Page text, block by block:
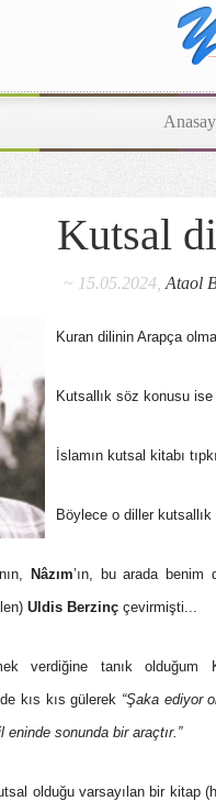
Kutsal
~ 15.05.2024, Ataol
Kuran dilinin Arapça
Kutsallık söz konusu
İslamın kutsal kitabı
Böylece o diller kutsallık
Nâzım’ın, bu arada benim
Uldis Berzinç çevirmişti...
verdiğine tanık
kıs kıs gülerek “Şaka ediyor
sonunda bir araçtır.”
olduğu varsayılan bir kitap